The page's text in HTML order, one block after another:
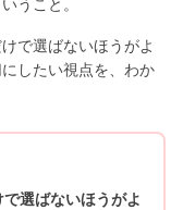
うこと。
で選ばないほうがよ
したい視点を、わか
選ばないほうがよ